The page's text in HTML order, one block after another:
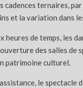
cadences ternaires,
et la variation dans
heures de temps, les
des salles de
patrimoine culturel.
le spectacle